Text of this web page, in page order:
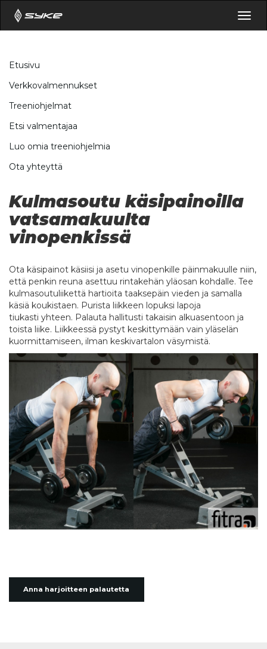
Etusivu
Verkkovalmennukset
Treeniohjelmat
Etsi valmentajaa
Luo omia treeniohjelmia
Ota yhteyttä
Kulmasoutu käsipainoilla
vatsamakuulta
vinopenkissä
Ota käsipainot käsiisi ja asetu vinopenkille päinmakuulle niin,
että penkin reuna asettuu rintakehän yläosan kohdalle. Tee
kulmasoutuliikettä hartioita taaksepäin vieden ja samalla
käsiä koukistaen. Purista liikkeen lopuksi lapoja
tiukasti yhteen. Palauta hallitusti takaisin alkuasentoon ja
toista liike. Liikkeessä pystyt keskittymään vain yläselän
kuormittamiseen, ilman keskivartalon väsymistä.
Anna harjoitteen palautetta